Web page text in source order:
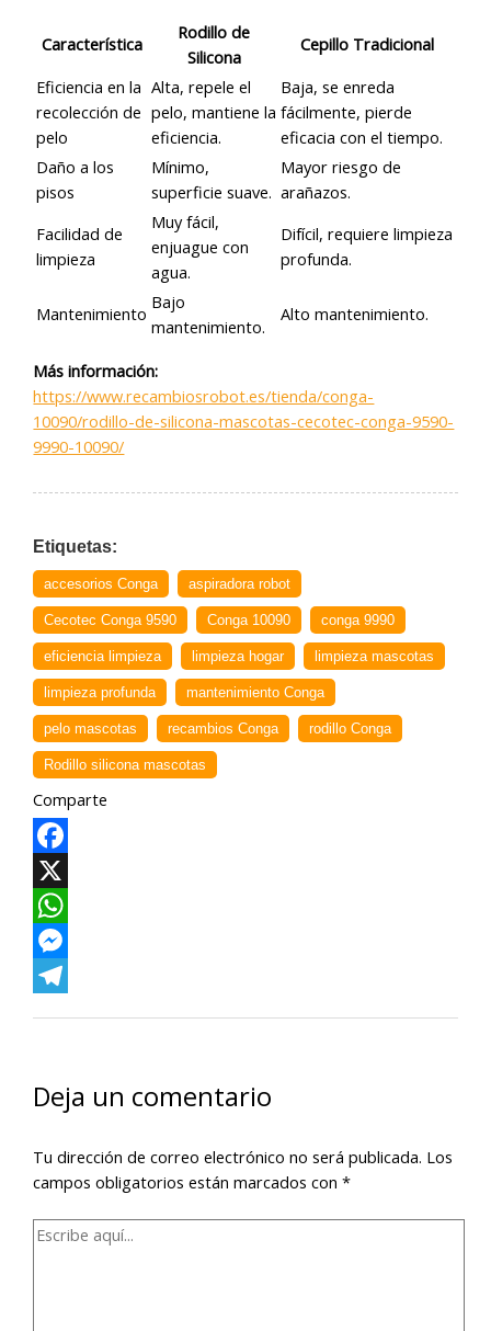
Característica
Rodillo de
Silicona
Cepillo Tradicional
Eficiencia en la
recolección de
pelo
Alta, repele el
pelo, mantiene la
eficiencia.
Baja, se enreda
fácilmente, pierde
eficacia con el tiempo.
Daño a los
pisos
Mínimo,
superficie suave.
Mayor riesgo de
arañazos.
Facilidad de
limpieza
Muy fácil,
enjuague con
agua.
Difícil, requiere limpieza
profunda.
Mantenimiento
Bajo
mantenimiento.
Alto mantenimiento.
Más información:
https://www.recambiosrobot.es/tienda/conga-
10090/rodillo-de-silicona-mascotas-cecotec-conga-9590-
9990-10090/
Etiquetas:
accesorios Conga aspiradora robot
Cecotec Conga 9590 Conga 10090 conga 9990
eficiencia limpieza limpieza hogar limpieza mascotas
limpieza profunda mantenimiento Conga
pelo mascotas recambios Conga rodillo Conga
Rodillo silicona mascotas
Comparte
Facebook
X
WhatsApp
Messenger
Deja un comentario
Tu dirección de correo electrónico no será publicada. Los
campos obligatorios están marcados con*